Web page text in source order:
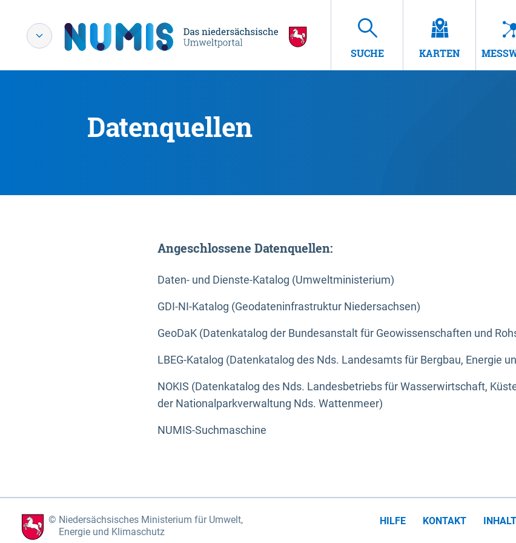
SUCHE KARTEN
Datenquellen
Angeschlossene Datenquellen:
Daten- und Dienste-Katalog (Umweltministerium)
GDI-NI-Katalog (Geodateninfrastruktur Niedersachsen)
GeoDaK (Datenkatalog der Bundesanstalt für Geowissenschaften und
LBEG-Katalog (Datenkatalog des Nds. Landesamts für Bergbau, Energie
NOKIS (Datenkatalog des Nds. Landesbetriebs für Wasserwirtschaft,
der Nationalparkverwaltung Nds. Wattenmeer)
NUMIS-Suchmaschine
Niedersächsisches Ministerium für Umwelt,
Energie und Klimaschutz
HILFE KONTAKT INHALT